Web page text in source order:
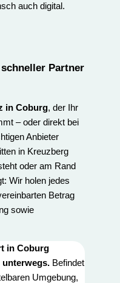
auch digital.
Partner
in Coburg, der Ihr
– oder direkt bei
Anbieter
in Kreuzberg
oder am Rand
Wir holen jedes
Betrag
sowie
in Coburg
unterwegs. Befindet
Umgebung,